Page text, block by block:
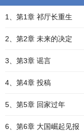
1、第1章 祁厅长重生
2、第2章 未来的决定
3、第3章 谣言
4、第4章 投稿
5、第5章 回家过年
6、第6章 大国崛起见报